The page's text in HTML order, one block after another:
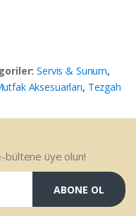
Servis & Sunum,
Aksesuarları, Tezgah
bültene üye olun!
ABONE OL